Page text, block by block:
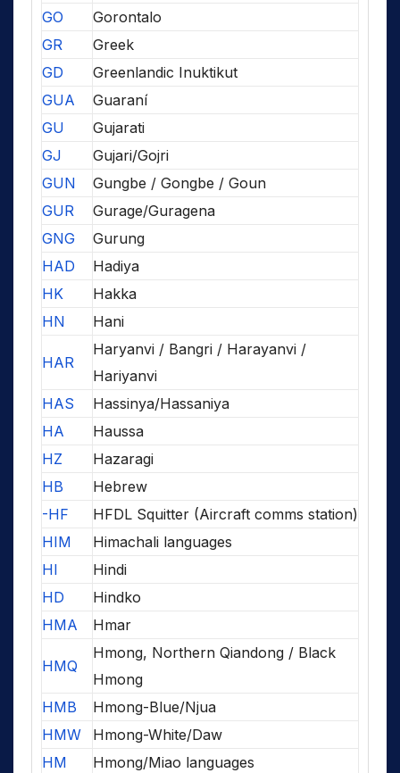
GO
Gorontalo
GR
Greek
GD
Greenlandic Inuktikut
GUA
Guaraní
GU
Gujarati
GJ
Gujari/Gojri
GUN
Gungbe / Gongbe / Goun
GUR
Gurage/Guragena
GNG
Gurung
HAD
Hadiya
HK
Hakka
HN
Hani
HAR
Haryanvi / Bangri / Harayanvi /
Hariyanvi
HAS
Hassinya/Hassaniya
HA
Haussa
HZ
Hazaragi
HB
Hebrew
-HF
HFDL Squitter (Aircraft comms station)
HIM
Himachali languages
HI
Hindi
HD
Hindko
HMA
Hmar
HMQ
Hmong, Northern Qiandong / Black
Hmong
HMB
Hmong-Blue/Njua
HMW
Hmong-White/Daw
HM
Hmong/Miao languages